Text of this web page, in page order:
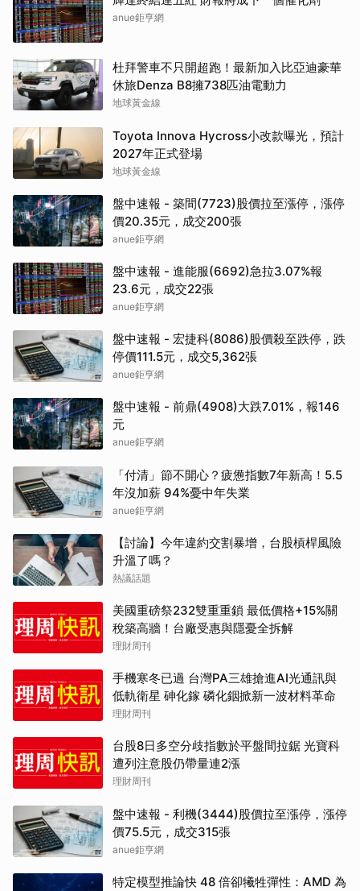
anue鉅亨網
杜拜警車不只開超跑！最新加入比亞迪豪華
休旅Denza B8擁738匹油電動力
地球黃金線
Toyota Innova Hycross小改款曝光，預計
2027年正式登場
地球黃金線
盤中速報 - 築間(7723)股價拉至漲停，漲停
價20.35元，成交200張
anue鉅亨網
盤中速報 - 進能服(6692)急拉3.07%報
23.6元，成交22張
anue鉅亨網
盤中速報 - 宏捷科(8086)股價殺至跌停，跌
停價111.5元，成交5,362張
anue鉅亨網
盤中速報 - 前鼎(4908)大跌7.01%，報146
元
anue鉅亨網
「付清」節不開心？疲憊指數7年新高！5.5
年沒加薪 94%憂中年失業
anue鉅亨網
【討論】今年違約交割暴增，台股槓桿風險
升溫了嗎？
熱議話題
美國重磅祭232雙重重鎖 最低價格+15%關
稅築高牆！台廠受惠與隱憂全拆解
理財周刊
手機寒冬已過 台灣PA三雄搶進AI光通訊與
低軌衛星 砷化鎵 磷化銦掀新一波材料革命
理財周刊
台股8日多空分歧指數於平盤間拉鋸 光寶科
遭列注意股仍帶量連2漲
理財周刊
盤中速報 - 利機(3444)股價拉至漲停，漲停
價75.5元，成交315張
anue鉅亨網
特定模型推論快 48 倍卻犧牲彈性：AMD 為